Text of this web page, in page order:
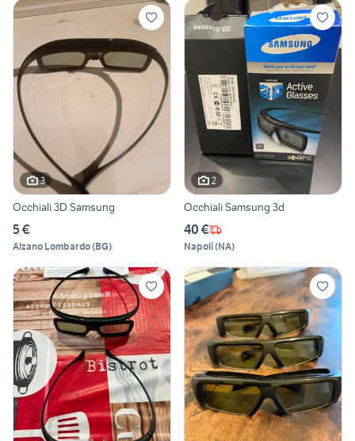
3
Occhiali 3D Samsung
5 €
Alzano Lombardo(BG)
2
Occhiali Samsung 3d
40 €
Napoli(NA)